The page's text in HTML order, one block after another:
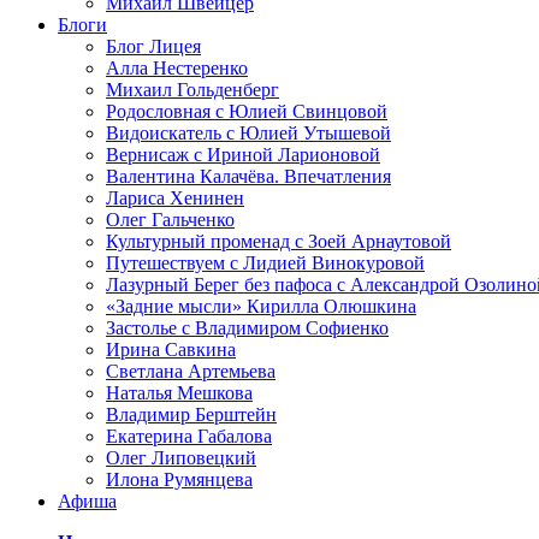
Блоги
Блог Лицея
Алла Нестеренко
Михаил Гольденберг
Родословная с Юлией Свинцовой
Видоискатель с Юлией Утышевой
Вернисаж с Ириной Ларионовой
Валентина Калачёва. Впечатления
Лариса Хенинен
Олег Гальченко
Культурный променад с Зоей Арнаутовой
Путешествуем с Лидией Винокуровой
Лазурный Берег без пафоса с Александрой
«Задние мысли» Кирилла Олюшкина
Застолье с Владимиром Софиенко
Ирина Савкина
Светлана Артемьева
Наталья Мешкова
Владимир Берштейн
Екатерина Габалова
Олег Липовецкий
Илона Румянцева
Афиша